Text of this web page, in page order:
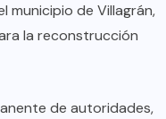
municipio de Villagrán,
la reconstrucción
de autoridades,